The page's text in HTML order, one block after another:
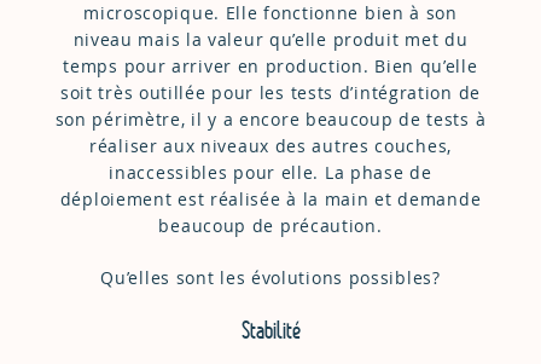
microscopique. Elle fonctionne bien à son
niveau mais la valeur qu’elle produit met du
temps pour arriver en production. Bien qu’elle
soit très outillée pour les tests d’intégration de
son périmètre, il y a encore beaucoup de tests à
réaliser aux niveaux des autres couches,
inaccessibles pour elle. La phase de
déploiement est réalisée à la main et demande
beaucoup de précaution.
Qu’elles sont les évolutions possibles?
Stabilité